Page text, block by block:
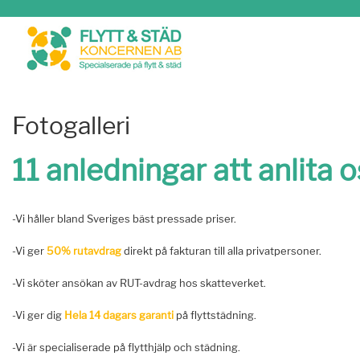
Fotogalleri
11 anledningar att anlita
-Vi håller bland Sveriges bäst pressade priser.
-Vi ger50% rutavdragdirekt på fakturan till alla privatpersoner.
-Vi sköter ansökan av RUT-avdrag hos skatteverket.
-Vi ger dig Hela 14 dagars garanti på flyttstädning.
-Vi är specialiserade på flytthjälp och städning.